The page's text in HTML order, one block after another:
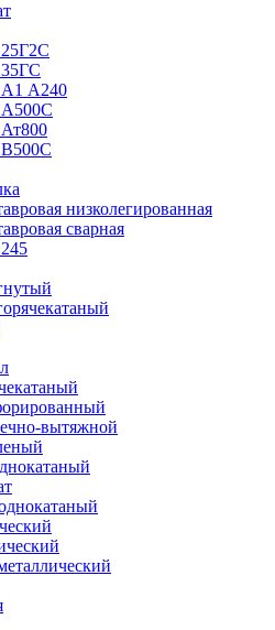
А1 А240
А500С
низколегированная
сварная
вытяжной